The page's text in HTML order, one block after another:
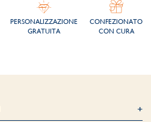
PERSONALIZZAZIONE
GRATUITA
CONFEZIONATO
CON CURA